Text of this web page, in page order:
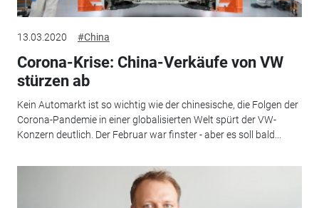
13.03.2020 #China
Corona-Krise: China-Verkäufe von VW
stürzen ab
Kein Automarkt ist so wichtig wie der chinesische, die Folgen der
Corona-Pandemie in einer globalisierten Welt spürt der VW-
Konzern deutlich. Der Februar war finster - aber es soll bald...